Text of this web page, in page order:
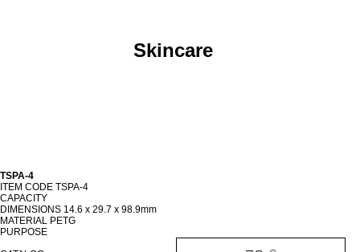
Skincare
TSPA-4
ITEM CODE TSPA-4
CAPACITY
DIMENSIONS 14.6 x 29.7 x 98.9mm
MATERIAL PETG
PURPOSE